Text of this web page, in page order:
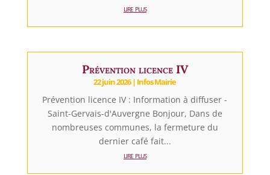
lire plus
Prévention licence IV
22 juin 2026| Infos Mairie
Prévention licence IV : Information à diffuser -
Saint-Gervais-d'Auvergne Bonjour, Dans de
nombreuses communes, la fermeture du
dernier café fait...
lire plus